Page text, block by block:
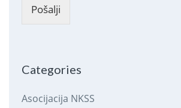
Pošalji
Categories
Asocijacija NKSS